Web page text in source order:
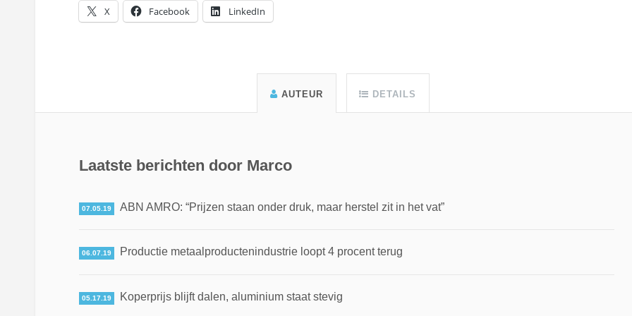
X Facebook LinkedIn
AUTEUR DETAILS
Laatste berichten door Marco
07.05.19 ABN AMRO: “Prijzen staan onder druk, maar herstel zit in het vat”
06.07.19 Productie metaalproductenindustrie loopt 4 procent terug
05.17.19 Koperprijs blijft dalen, aluminium staat stevig